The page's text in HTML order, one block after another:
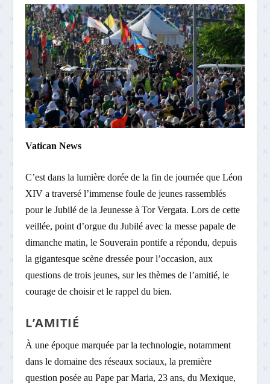
Vatican News
C’est dans la lumière dorée de la fin de journée que Léon
XIV a traversé l’immense foule de jeunes rassemblés
pour le Jubilé de la Jeunesse à Tor Vergata. Lors de cette
veillée, point d’orgue du Jubilé avec la messe papale de
dimanche matin, le Souverain pontife a répondu, depuis
la gigantesque scène dressée pour l’occasion, aux
questions de trois jeunes, sur les thèmes de l’amitié, le
courage de choisir et le rappel du bien.
L’AMITIÉ
À une époque marquée par la technologie, notamment
dans le domaine des réseaux sociaux, la première
question posée au Pape par Maria, 23 ans, du Mexique,